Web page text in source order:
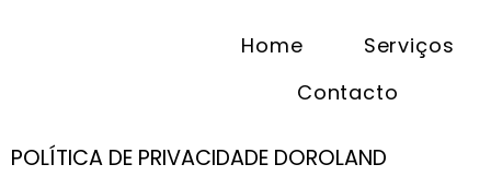
Home
Serviços
Contacto
POLÍTICA DE PRIVACIDADE DOROLAND